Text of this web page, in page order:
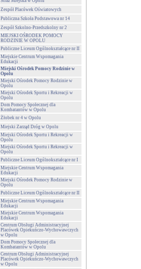
Zespół Placówek Oświatowych
Publiczna Szkoła Podstawowa nr 14
Zespół Szkolno-Przedszkolny nr 2
MIEJSKI OŚRODEK POMOCY
RODZINIE W OPOLU
Publiczne Liceum Ogólnokształcące nr II
Miejskie Centrum Wspomagania
Edukacji
Miejski Ośrodek Pomocy Rodzinie w
Opolu
Miejski Ośrodek Pomocy Rodzinie w
Opolu
Miejski Ośrodek Sportu i Rekreacji w
Opolu
Dom Pomocy Społecznej dla
Kombatantów w Opolu
Żłobek nr 4 w Opolu
Miejski Zarząd Dróg w Opolu
Miejski Ośrodek Sportu i Rekreacji w
Opolu
Miejski Ośrodek Sportu i Rekreacji w
Opolu
Publiczne Liceum Ogólnokształcące nr I
Miejskie Centrum Wspomagania
Edukacji
Miejski Ośrodek Pomocy Rodzinie w
Opolu
Publiczne Liceum Ogólnokształcące nr II
Miejskie Centrum Wspomagania
Edukacji
Miejskie Centrum Wspomagania
Edukacji
Centrum Obsługi Administracyjnej
Placówek Opiekuńczo-Wychowawczych
w Opolu
Dom Pomocy Społecznej dla
Kombatantów w Opolu
Centrum Obsługi Administracyjnej
Placówek Opiekuńczo-Wychowawczych
w Opolu